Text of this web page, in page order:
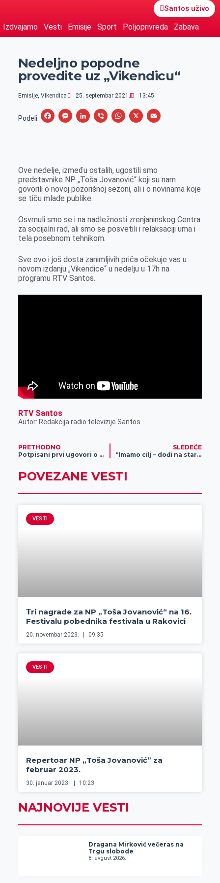
Santos uživo
Izdvajamo Vesti Emisije Sport Poljoprivreda Zabava
Nedeljno popodne
provedite uz „Vikendicu“
Emisije, Vikendica 25. septembar 2021. 13:45
Podeli:
F
b
o
o
M
e
n
g
r
L
e
d
I
V
r
W
s
A
X
E
Ove nedelje, između ostalih, ugostili smo
predstavnike NP „Toša Jovanović“ koji su nam
govorili o novoj pozorišnoj sezoni, ali i o novinama koje
se tiču mlade publike.
Osvrnuli smo se i na nadležnosti zrenjaninskog Centra
za socijalni rad, ali smo se posvetili i relaksaciji uma i
tela posebnom tehnikom.
Sve ovo i još dosta zanimljivih priča očekuje vas u
novom izdanju „Vikendice“ u nedelju u 17h na
programu RTV Santos.
RTV Santos
Autor: Redakcija radio televizije Santos
PRETHODNO
Potpisani prvi ugovori o subvencionisanju kupovine bicikala
SLEDEĆE
“Imamo cilj – dođi na start!” – humanitarna “Trka za srećnije detinjstvo” i ove godine okupila brojne učesnike
POVEZANE VESTI
VESTI
𝗧ri nagrade za NP „Toša Jovanović“ na 16.
Festivalu pobednika festivala u Rakovici
20. novembar 2023. 09:35
VESTI
Repertoar NP „Toša Jovanović” za
februar 2023.
30. januar 2023. 10:23
NAJNOVIJE VESTI
Dragana Mirković večeras na
Trgu slobode
8. avgust 2026.